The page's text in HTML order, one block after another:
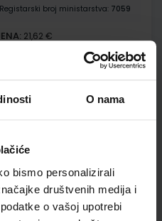
O nama
bismo personalizirali
društvenih medija i
o vašoj upotrebi
Registarski broj ministarstva: 7059
21,62 €
Rogić Graciella Prtajin
Registarski broj ministarstva: